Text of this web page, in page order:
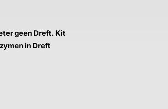
geen Dreft. Kit
in Dreft